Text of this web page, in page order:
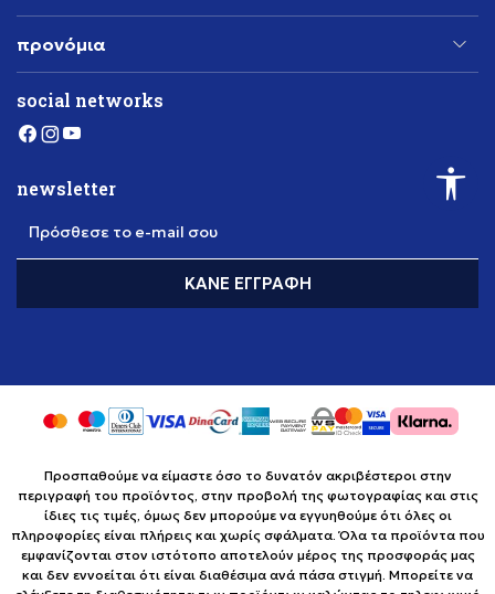
προνόμια
social networks
newsletter
Πρόσθεσε το e-mail σου
ΚΆΝΕ ΕΓΓΡΑΦΉ
Προσπαθούμε να είμαστε όσο το δυνατόν ακριβέστεροι στην
περιγραφή του προϊόντος, στην προβολή της φωτογραφίας και στις
ίδιες τις τιμές, όμως δεν μπορούμε να εγγυηθούμε ότι όλες οι
πληροφορίες είναι πλήρεις και χωρίς σφάλματα. Όλα τα προϊόντα που
εμφανίζονται στον ιστότοπο αποτελούν μέρος της προσφοράς μας
και δεν εννοείται ότι είναι διαθέσιμα ανά πάσα στιγμή. Μπορείτε να